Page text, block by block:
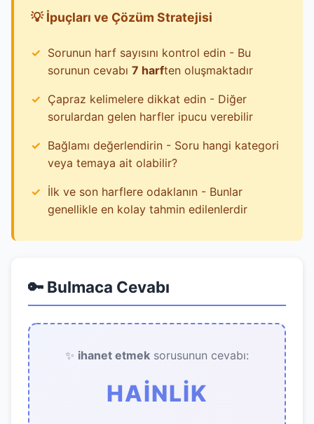
💡 İpuçları ve Çözüm Stratejisi
Sorunun harf sayısını kontrol edin - Bu
sorunun cevabı 7 harften oluşmaktadır
Çapraz kelimelere dikkat edin - Diğer
sorulardan gelen harfler ipucu verebilir
Bağlamı değerlendirin - Soru hangi kategori
veya temaya ait olabilir?
İlk ve son harflere odaklanın - Bunlar
genellikle en kolay tahmin edilenlerdir
🔑 Bulmaca Cevabı
✨ ihanet etmek sorusunun cevabı:
HAİNLİK